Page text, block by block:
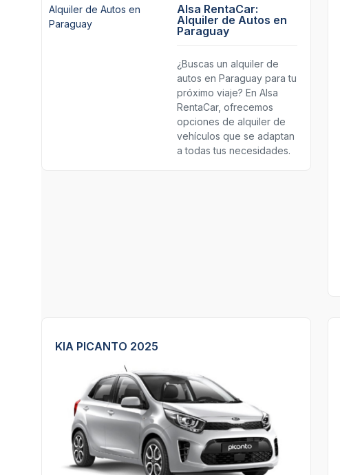
Alsa RentaCar:
Alquiler de Autos en
Paraguay
¿Buscas un alquiler de
autos en Paraguay para tu
próximo viaje? En Alsa
RentaCar, ofrecemos
opciones de alquiler de
vehículos que se adaptan
a todas tus necesidades.
KIA PICANTO 2025